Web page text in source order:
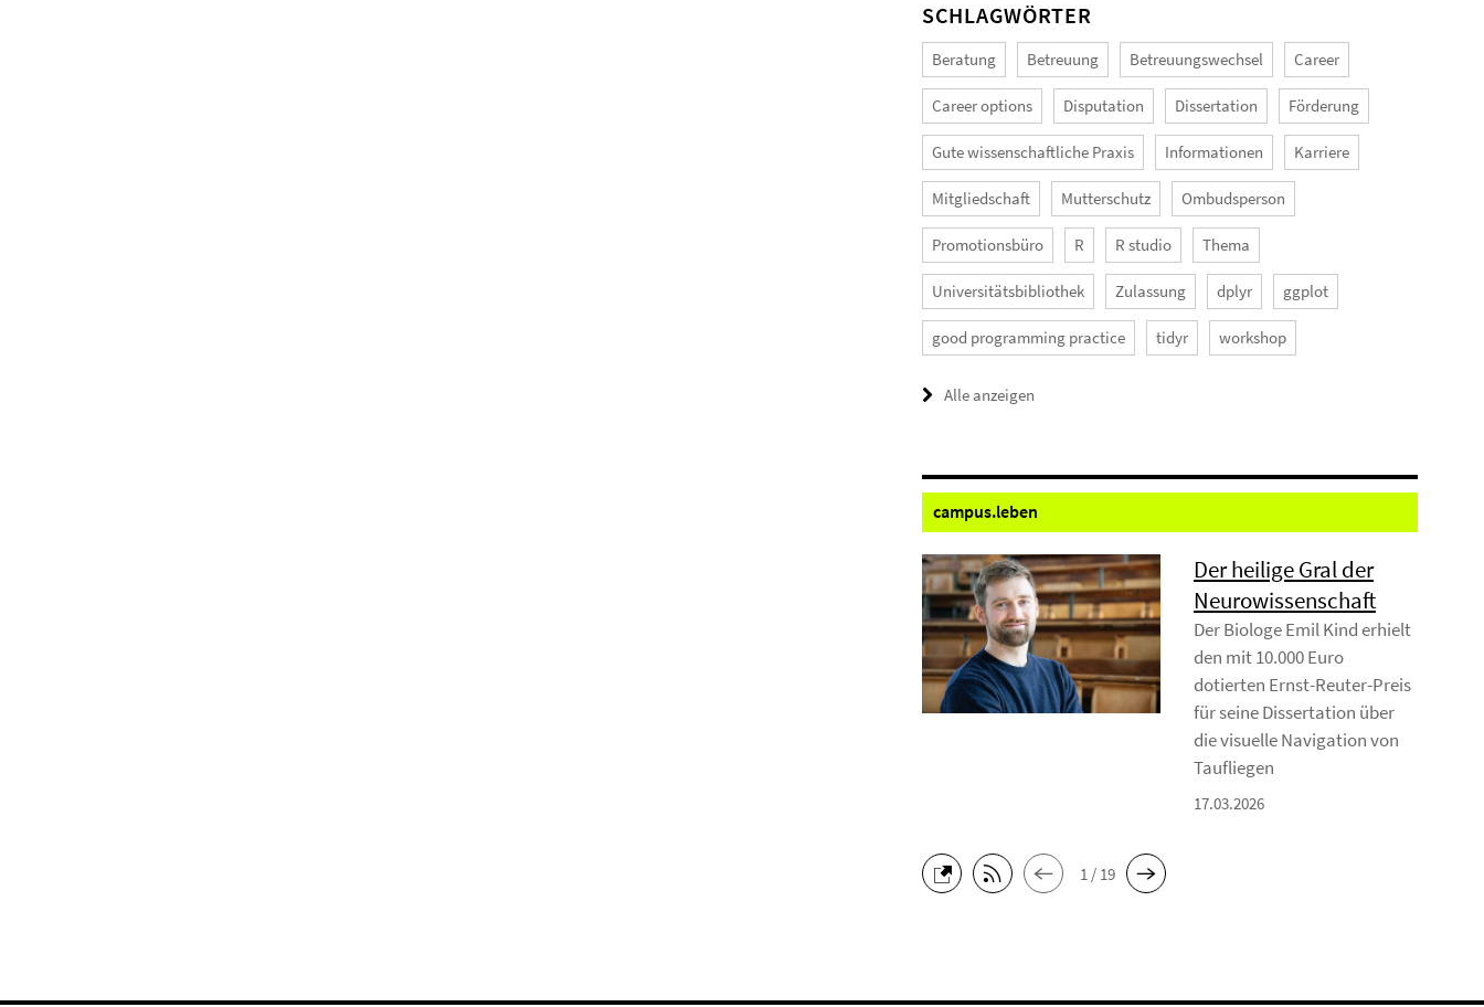
SCHLAGWÖRTER
Beratung Betreuung Betreuungswechsel Career
Career options Disputation Dissertation Förderung
Gute wissenschaftliche Praxis Informationen Karriere
Mitgliedschaft Mutterschutz Ombudsperson
Promotionsbüro R R studio Thema
Universitätsbibliothek Zulassung dplyr ggplot
good programming practice tidyr workshop
Alle anzeigen
campus.leben
Der heilige Gral der
Neurowissenschaft
Der Biologe Emil Kind erhielt
den mit 10.000 Euro
dotierten Ernst-Reuter-Preis
für seine Dissertation über
die visuelle Navigation von
Taufliegen
17.03.2026
1 / 19